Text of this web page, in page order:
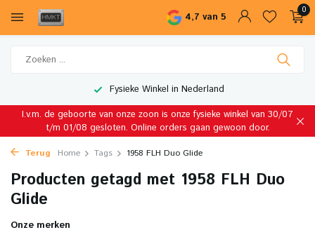
4,7 van 5
0
Fysieke Winkel in Nederland
I.v.m. de geboorte van onze zoon is onze fysieke winkel van 30/07
t/m 01/08 gesloten. Online orders gaan gewoon door.
Terug Home Tags 1958 FLH Duo Glide
Producten getagd met 1958 FLH Duo
Glide
Onze merken